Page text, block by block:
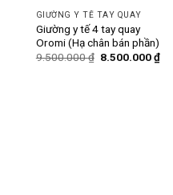
-11%
GIƯỜNG Y TẾ TAY QUAY
Giường y tế 4 tay quay
Oromi (Hạ chân bán phần)
9.500.000₫ Giá
8.500.000₫Giá
hiện